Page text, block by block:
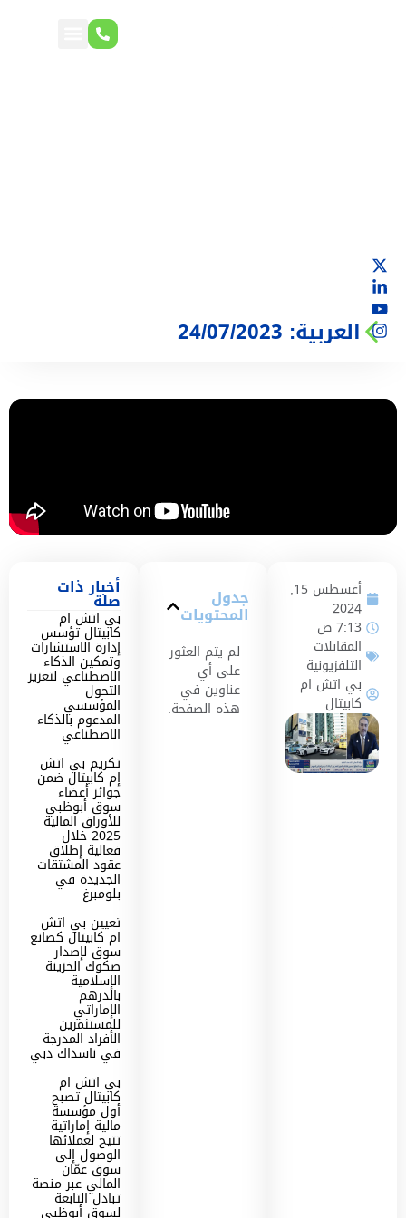
العربية: 24/07/2023
أغسطس 15,
2024
7:13 ص
المقابلات
التلفزيونية
بي اتش ام
كابيتال
جدول
المحتويات
لم يتم العثور
على أي
عناوين في
هذه الصفحة.
أخبار ذات
صلة
بي اتش ام
كابيتال تؤسس
إدارة الاستشارات
وتمكين الذكاء
الاصطناعي لتعزيز
التحول
المؤسسي
المدعوم بالذكاء
الاصطناعي
تكريم بي اتش
إم كابيتال ضمن
جوائز أعضاء
سوق أبوظبي
للأوراق المالية
2025 خلال
فعالية إطلاق
عقود المشتقات
الجديدة في
بلومبرغ
تعيين بي اتش
ام كابيتال كصانع
سوق لإصدار
صكوك الخزينة
الإسلامية
بالدرهم
الإماراتي
للمستثمرين
الأفراد المدرجة
في ناسداك دبي
بي اتش ام
كابيتال تصبح
أول مؤسسة
مالية إماراتية
تتيح لعملائها
الوصول إلى
سوق عمّان
المالي عبر منصة
تبادل التابعة
لسوق أبوظبي